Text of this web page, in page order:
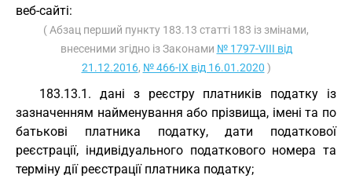
веб-сайті:
( Абзац перший пункту 183.13 статті 183 із змінами,
внесеними згідно із Законами № 1797-VIII від
21.12.2016, № 466-IX від 16.01.2020 )
183.13.1. дані з реєстру платників податку із
зазначенням найменування або прізвища, імені та по
батькові платника податку, дати податкової
реєстрації, індивідуального податкового номера та
терміну дії реєстрації платника податку;